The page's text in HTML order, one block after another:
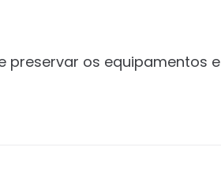
os equipamentos e